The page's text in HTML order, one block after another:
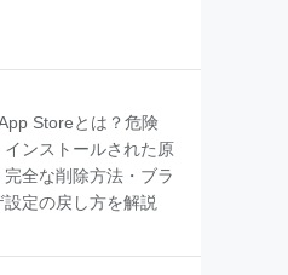
Storeとは？危険
インストールされた原
完全な削除方法・ブラ
設定の戻し方を解説